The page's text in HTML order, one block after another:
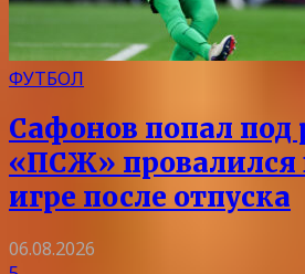
ФУТБОЛ
Сафонов попал под
«ПСЖ» провалился
игре после отпуска
06.08.2026